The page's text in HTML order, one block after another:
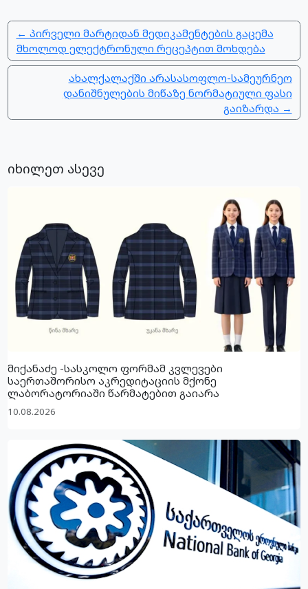
← პირველი მარტიდან მედიკამენტების გაცემა
მხოლოდ ელექტრონული რეცეპტით მოხდება
ახალქალაქში არასასოფლო-სამეურნეო
დანიშნულების მიწაზე ნორმატიული ფასი
გაიზარდა →
იხილეთ ასევე
მიქანაძე -სასკოლო ფორმამ კვლევები
საერთაშორისო აკრედიტაციის მქონე
ლაბორატორიაში წარმატებით გაიარა
10.08.2026